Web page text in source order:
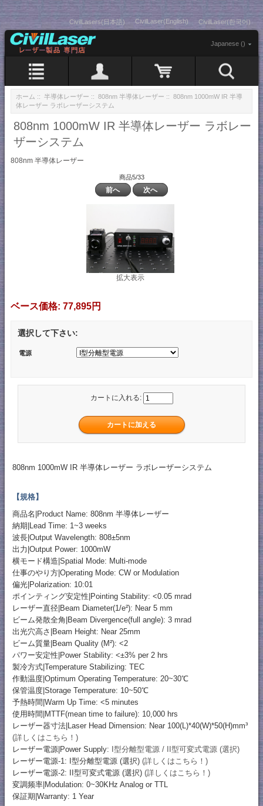
CivilLasers(日本語) CivilLaser(English) CivilLaser(한국어)
Japanese ()
ホーム :: 半導体レーザー :: 808nm 半導体レーザー :: 808nm 1000mW IR 半導
体レーザー ラボレーザーシステム
808nm 1000mW IR 半導体レーザー ラボレー
ザーシステム
808nm 半導体レーザー
商品5/33
前へ 次へ
拡大表示
ベース価格: 77,895円
選択して下さい:
電源
カートに入れる:
808nm 1000mW IR 半導体レーザー ラボレーザーシステム
【規格】
商品名|Product Name: 808nm 半導体レーザー
納期|Lead Time: 1~3 weeks
波長|Output Wavelength: 808±5nm
出力|Output Power: 1000mW
横モード構造|Spatial Mode: Multi-mode
仕事のやり方|Operating Mode: CW or Modulation
偏光|Polarization: 10:01
ポインティング安定性|Pointing Stability: <0.05 mrad
レーザー直径|Beam Diameter(1/e²): Near 5 mm
ビーム発散全角|Beam Divergence(full angle): 3 mrad
出光穴高さ|Beam Height: Near 25mm
ビーム質量|Beam Quality (M²): <2
パワー安定性|Power Stability: <±3% per 2 hrs
製冷方式|Temperature Stabilizing: TEC
作動温度|Optimum Operating Temperature: 20~30℃
保管温度|Storage Temperature: 10~50℃
予熱時間|Warm Up Time: <5 minutes
使用時間|MTTF(mean time to failure): 10,000 hrs
レーザー器寸法|Laser Head Dimension: Near 100(L)*40(W)*50(H)mm³
(詳しくはこちら！)
レーザー電源|Power Supply: I型分離型電源 / II型可変式電源 (選択)
レーザー電源-1: I型分離型電源 (選択) (詳しくはこちら！)
レーザー電源-2: II型可変式電源 (選択) (詳しくはこちら！)
変調频率|Modulation: 0~30KHz Analog or TTL
保証期|Warranty: 1 Year